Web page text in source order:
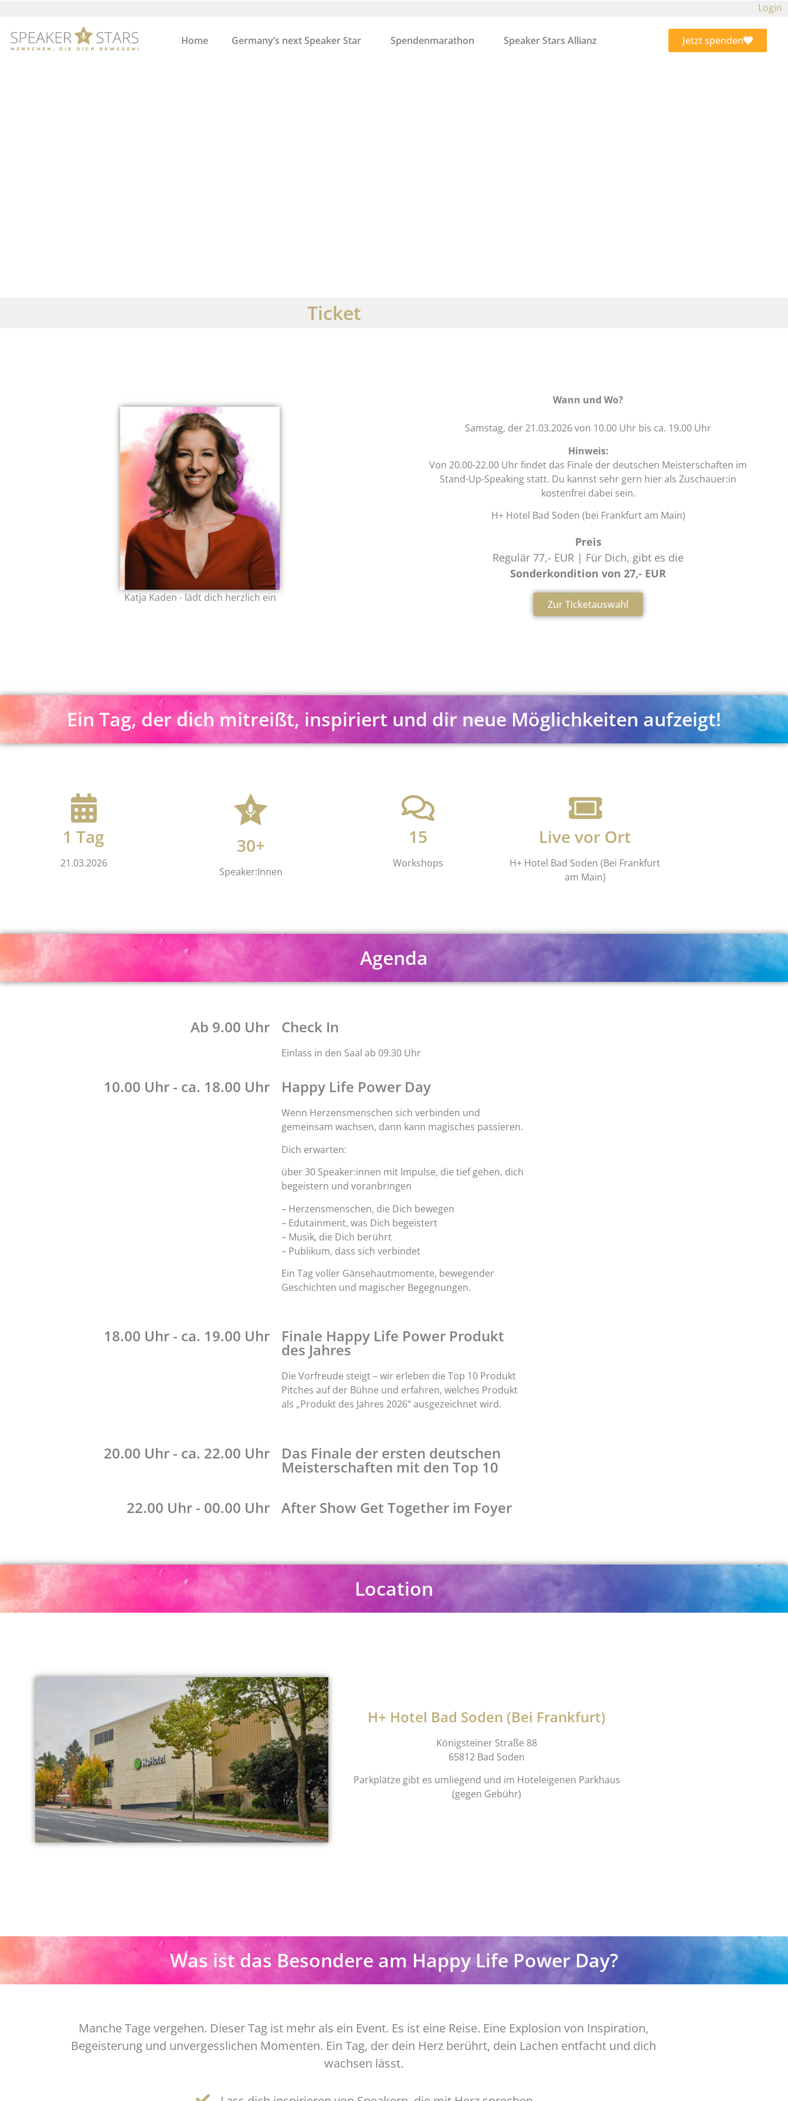
Login
Home Germany’s next Speaker Star Spendenmarathon Speaker Stars Allianz Jetzt spenden
Ticket
Katja Kaden - lädt dich herzlich ein
Wann und Wo?
Samstag, der 21.03.2026 von 10.00 Uhr bis ca. 19.00 Uhr
Hinweis:
Von 20.00-22.00 Uhr findet das Finale der deutschen Meisterschaften im
Stand-Up-Speaking statt. Du kannst sehr gern hier als Zuschauer:in
kostenfrei dabei sein.
H+ Hotel Bad Soden (bei Frankfurt am Main)
Preis
Regulär 77,- EUR | Für Dich, gibt es die
Sonderkondition von 27,- EUR
Zur Ticketauswahl
Ein Tag, der dich mitreißt, inspiriert und dir neue Möglichkeiten aufzeigt!
1 Tag
21.03.2026
30+
Speaker:Innen
15
Workshops
Live vor Ort
H+ Hotel Bad Soden (Bei Frankfurt
am Main)
Agenda
Ab 9.00 Uhr Check In
Einlass in den Saal ab 09.30 Uhr
10.00 Uhr - ca. 18.00 Uhr Happy Life Power Day
Wenn Herzensmenschen sich verbinden und
gemeinsam wachsen, dann kann magisches passieren.
Dich erwarten:
über 30 Speaker:innen mit Impulse, die tief gehen, dich
begeistern und voranbringen
– Herzensmenschen, die Dich bewegen
– Edutainment, was Dich begeistert
– Musik, die Dich berührt
– Publikum, dass sich verbindet
Ein Tag voller Gänsehautmomente, bewegender
Geschichten und magischer Begegnungen.
18.00 Uhr - ca. 19.00 Uhr Finale Happy Life Power Produkt
des Jahres
Die Vorfreude steigt – wir erleben die Top 10 Produkt
Pitches auf der Bühne und erfahren, welches Produkt
als „Produkt des Jahres 2026“ ausgezeichnet wird.
20.00 Uhr - ca. 22.00 Uhr Das Finale der ersten deutschen
Meisterschaften mit den Top 10
22.00 Uhr - 00.00 Uhr After Show Get Together im Foyer
Location
H+ Hotel Bad Soden (Bei Frankfurt)
Königsteiner Straße 88
65812 Bad Soden
Parkplätze gibt es umliegend und im Hoteleigenen Parkhaus
(gegen Gebühr)
Was ist das Besondere am Happy Life Power Day?
Manche Tage vergehen. Dieser Tag ist mehr als ein Event. Es ist eine Reise. Eine Explosion von Inspiration,
Begeisterung und unvergesslichen Momenten. Ein Tag, der dein Herz berührt, dein Lachen entfacht und dich
wachsen lässt.